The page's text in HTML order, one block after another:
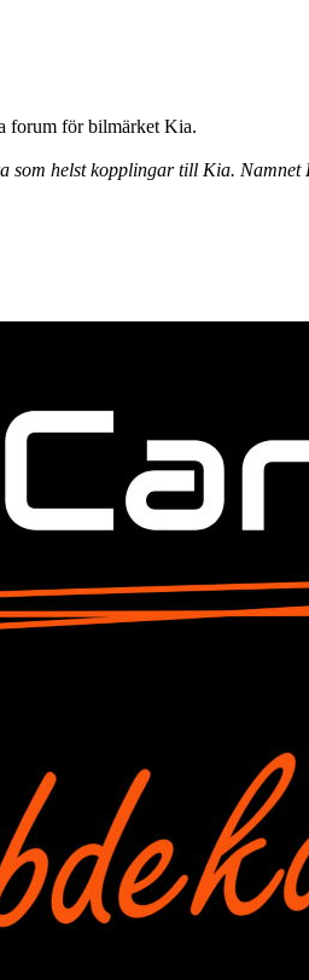
forum för bilmärket Kia.
som helst kopplingar till Kia.